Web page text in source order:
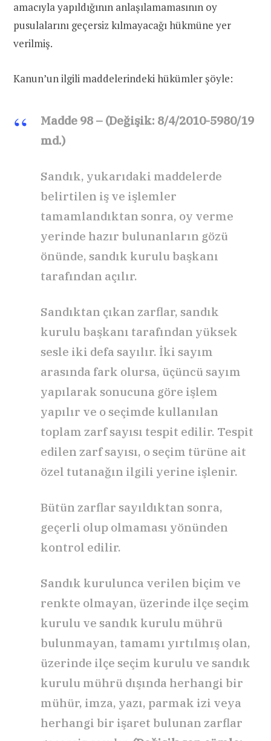
amacıyla yapıldığının anlaşılamamasının oy
pusulalarını geçersiz kılmayacağı hükmüne yer
verilmiş.
Kanun’un ilgili maddelerindeki hükümler şöyle:
Madde 98 – (Değişik: 8/4/2010-5980/19
md.)
Sandık, yukarıdaki maddelerde
belirtilen iş ve işlemler
tamamlandıktan sonra, oy verme
yerinde hazır bulunanların gözü
önünde, sandık kurulu başkanı
tarafından açılır.
Sandıktan çıkan zarflar, sandık
kurulu başkanı tarafından yüksek
sesle iki defa sayılır. İki sayım
arasında fark olursa, üçüncü sayım
yapılarak sonucuna göre işlem
yapılır ve o seçimde kullanılan
toplam zarf sayısı tespit edilir. Tespit
edilen zarf sayısı, o seçim türüne ait
özel tutanağın ilgili yerine işlenir.
Bütün zarflar sayıldıktan sonra,
geçerli olup olmaması yönünden
kontrol edilir.
Sandık kurulunca verilen biçim ve
renkte olmayan, üzerinde ilçe seçim
kurulu ve sandık kurulu mührü
bulunmayan, tamamı yırtılmış olan,
üzerinde ilçe seçim kurulu ve sandık
kurulu mührü dışında herhangi bir
mühür, imza, yazı, parmak izi veya
herhangi bir işaret bulunan zarflar